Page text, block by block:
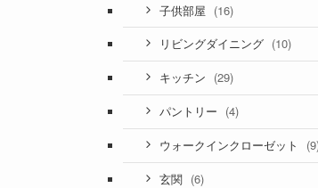
子供部屋 (16)
リビングダイニング (10)
キッチン (29)
パントリー (4)
ウォークインクローゼット
玄関 (6)